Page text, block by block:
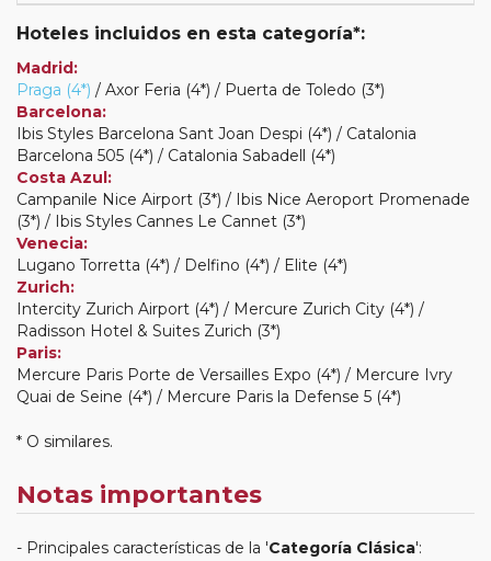
Hoteles incluidos en esta categoría*:
Madrid:
Praga (4*) / Axor Feria (4*) / Puerta de Toledo (3*)
Barcelona:
Ibis Styles Barcelona Sant Joan Despi (4*) / Catalonia
Barcelona 505 (4*) / Catalonia Sabadell (4*)
Costa Azul:
Campanile Nice Airport (3*) / Ibis Nice Aeroport Promenade
(3*) / Ibis Styles Cannes Le Cannet (3*)
Venecia:
Lugano Torretta (4*) / Delfino (4*) / Elite (4*)
Zurich:
Intercity Zurich Airport (4*) / Mercure Zurich City (4*) /
Radisson Hotel & Suites Zurich (3*)
Paris:
Mercure Paris Porte de Versailles Expo (4*) / Mercure Ivry
Quai de Seine (4*) / Mercure Paris la Defense 5 (4*)
* O similares.
Notas importantes
Principales características de la 'Categoría Clásica':